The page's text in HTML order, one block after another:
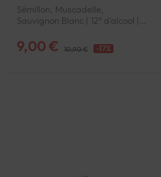
Sémillon, Muscadelle,
Sauvignon Blanc | 12° d'alcool |
Bordeaux | Crémant de
Bordeaux | AOP
9,00 € 10,90 € -17%